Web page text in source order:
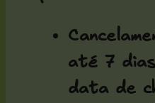
até 7
data de